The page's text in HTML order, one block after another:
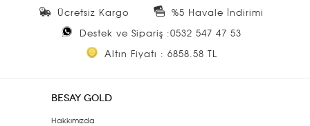
Ücretsiz Kargo
%5 Havale İndirimi
Destek ve Sipariş :0532 547 47 53
Altın Fiyatı : 6858.58 TL
BESAY GOLD
Hakkımızda